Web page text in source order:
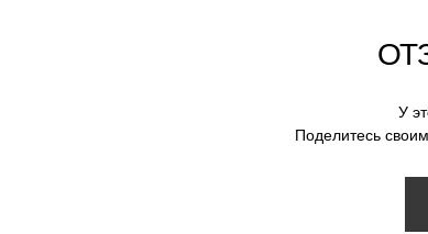
У
Поделитесь